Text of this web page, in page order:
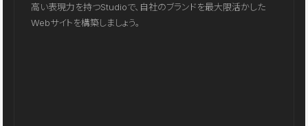
高い表現力を持つStudioで、自社のブランドを最大限活かした
Webサイトを構築しましょう。